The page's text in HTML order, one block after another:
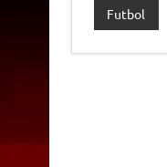
Futbol